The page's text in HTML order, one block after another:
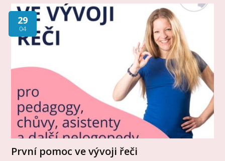
29
04
První pomoc ve vývoji řeči